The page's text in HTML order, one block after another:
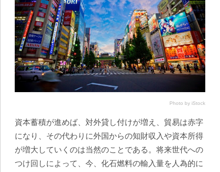
Photo by iStock
資本蓄積が進めば、対外貸し付けが増え、貿易は赤字
になり、その代わりに外国からの知財収入や資本所得
が増大していくのは当然のことである。将来世代への
つけ回しによって、今、化石燃料の輸入量を人為的に